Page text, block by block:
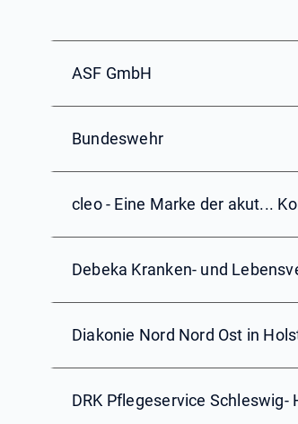
ASF GmbH
Bundeswehr
cleo - Eine Marke der akut...
Debeka Kranken- und
Diakonie Nord Nord Ost in
DRK Pflegeservice Schleswig-